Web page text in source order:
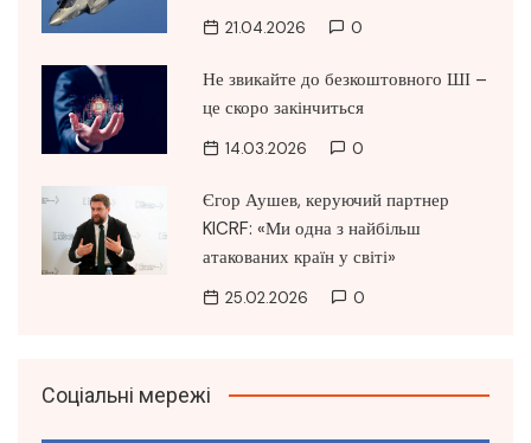
21.04.2026 0
Не звикайте до безкоштовного ШІ –
це скоро закінчиться
14.03.2026 0
Єгор Аушев, керуючий партнер
KICRF: «Ми одна з найбільш
атакованих країн у світі»
25.02.2026 0
Соціальні мережі